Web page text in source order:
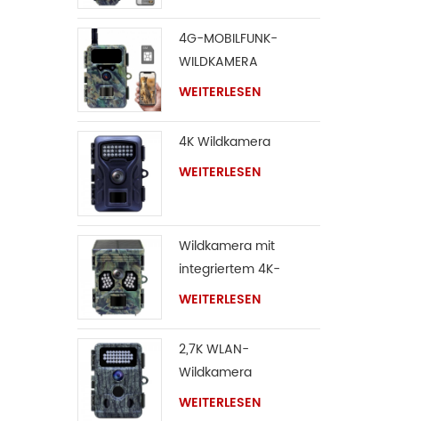
4G-MOBILFUNK-
WILDKAMERA
WEITERLESEN
4K Wildkamera
WEITERLESEN
Wildkamera mit
integriertem 4K-
Solarpanel
WEITERLESEN
2,7K WLAN-
Wildkamera
WEITERLESEN